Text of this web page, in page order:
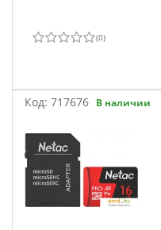
(0)
Код: 717676 В наличии